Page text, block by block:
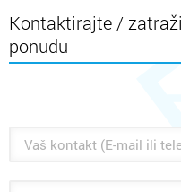
Kontaktirajte /
ponudu